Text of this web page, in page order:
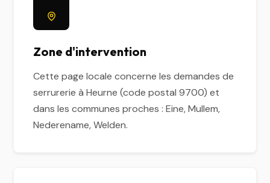
Zone d'intervention
Cette page locale concerne les demandes de
serrurerie à Heurne (code postal 9700) et
dans les communes proches : Eine, Mullem,
Nederename, Welden.